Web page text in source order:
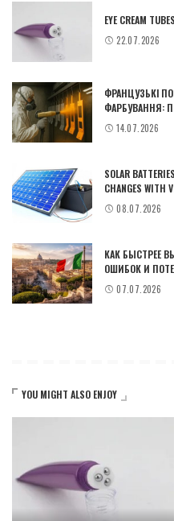
EYE CREAM
22.07.2026
ФРАНЦУЗЬКІ
ФАРБУВАННЯ:
14.07.2026
SOLAR
CHANGES WITH
08.07.2026
КАК БЫСТРЕЕ
ОШИБОК И
07.07.2026
YOU MIGHT ALSO ENJOY